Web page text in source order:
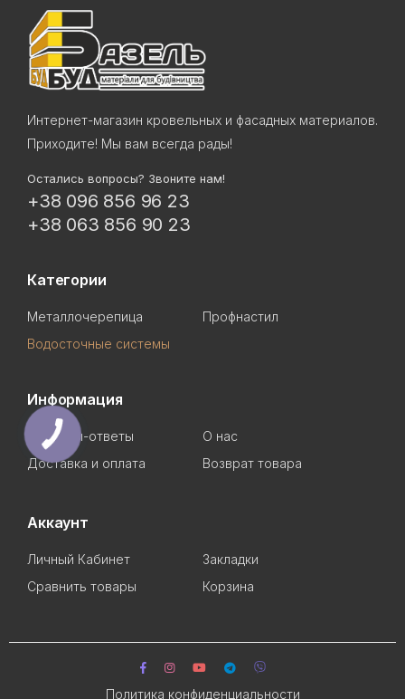
Интернет-магазин кровельных и фасадных материалов.
Приходите! Мы вам всегда рады!
Остались вопросы? Звоните нам!
+38 096 856 96 23
+38 063 856 90 23
Категории
Металлочерепица
Профнастил
Водосточные системы
Информация
Вопросы-ответы
О нас
Доставка и оплата
Возврат товара
Аккаунт
Личный Кабинет
Закладки
Сравнить товары
Корзина
Политика конфиденциальности